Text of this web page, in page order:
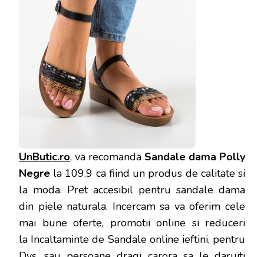
UnButic.ro, va recomanda Sandale dama Polly
Negre la 109.9 ca fiind un produs de calitate si
la moda. Pret accesibil pentru sandale dama
din piele naturala. Incercam sa va oferim cele
mai bune oferte, promotii online si reduceri
la Incaltaminte de Sandale online ieftini, pentru